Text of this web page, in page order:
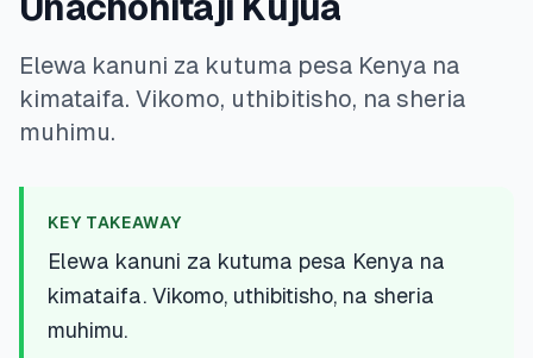
💳BIDHAA
Mikopo ya Kibinafsi
📱
Elewa kanuni za kutuma pesa Kenya na
kimataifa. Vikomo, uthibitisho, na sheria
muhimu.
KEY TAKEAWAY
Elewa kanuni za kutuma pesa Kenya na
kimataifa. Vikomo, uthibitisho, na sheria
muhimu.